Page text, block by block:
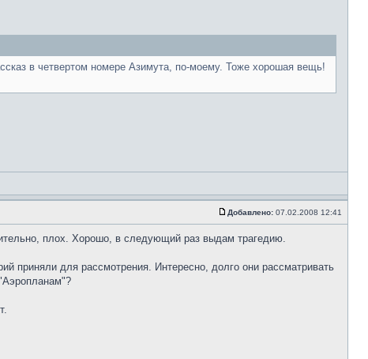
в четвертом номере Азимута, по-моему. Тоже хорошая вещь!
Добавлено: 07.02.2008 12:41
плох. Хорошо, в следующий раз выдам трагедию.
приняли для рассмотрения. Интересно, долго они рассматривать